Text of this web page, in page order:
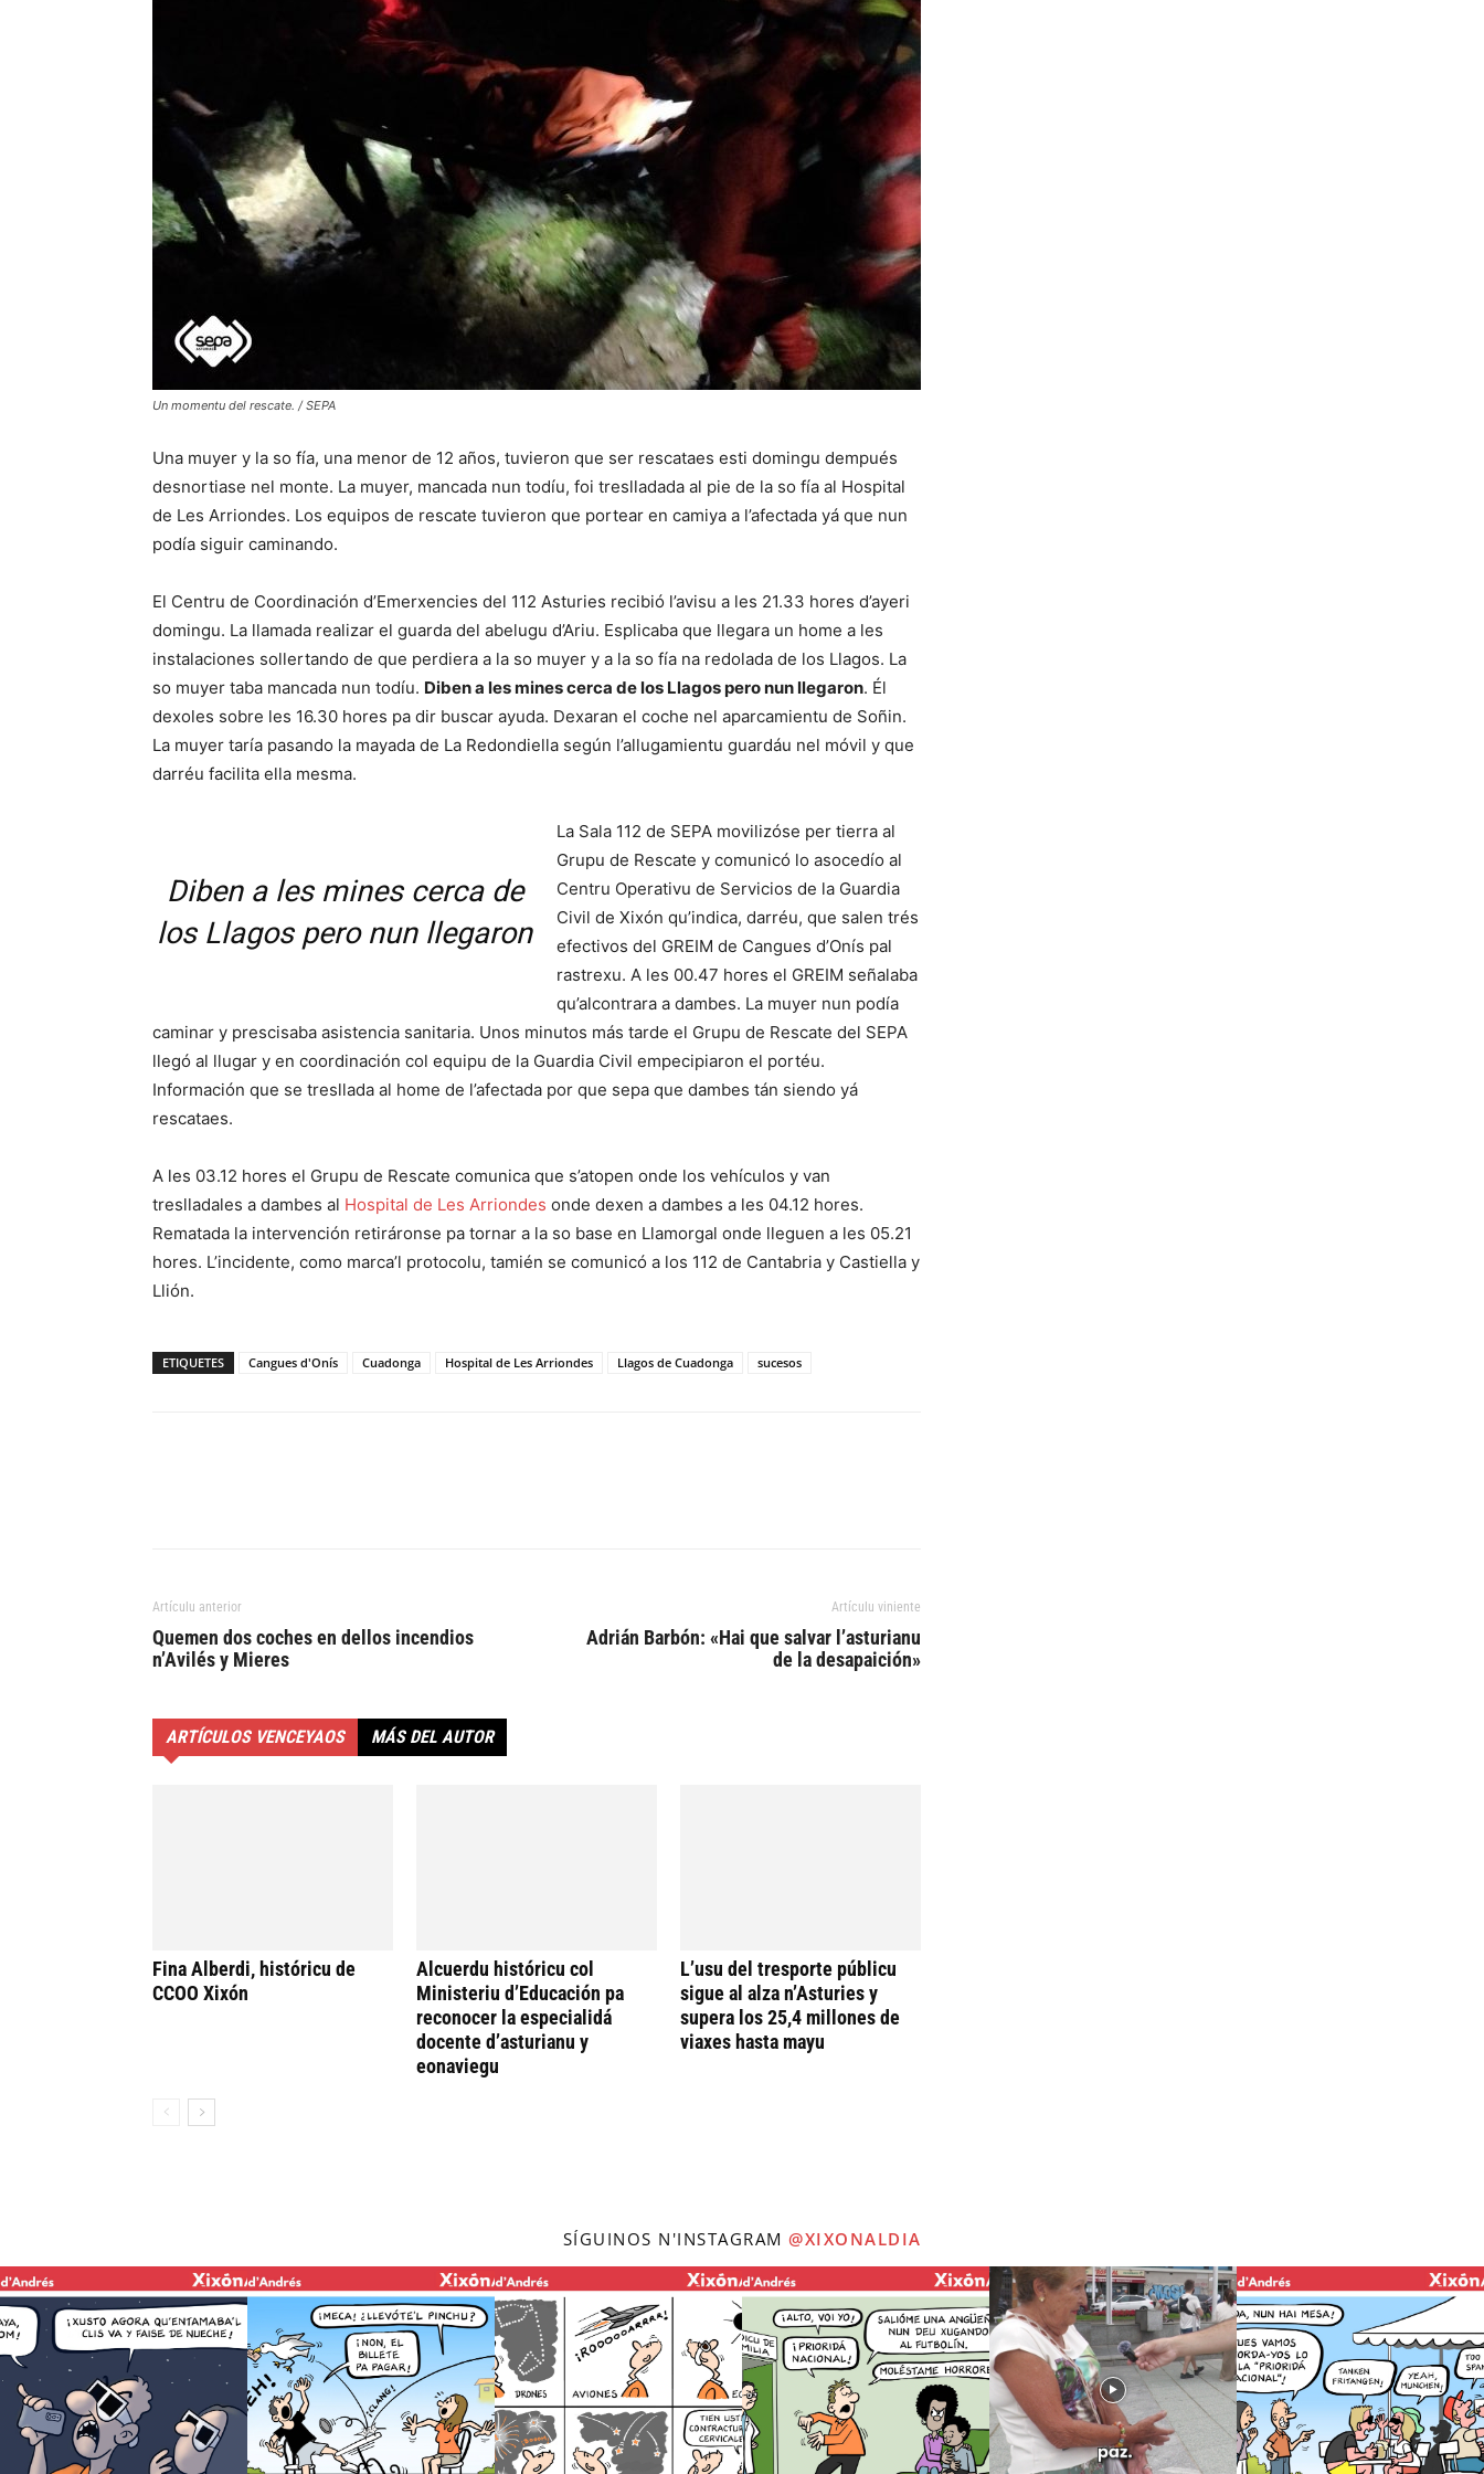
Un momentu del rescate. / SEPA
Una muyer y la so fía, una menor de 12 años, tuvieron que ser rescataes esti domingu dempués
desnortiase nel monte. La muyer, mancada nun todíu, foi treslladada al pie de la so fía al Hospital
de Les Arriondes. Los equipos de rescate tuvieron que portear en camiya a l’afectada yá que nun
podía siguir caminando.
El Centru de Coordinación d’Emerxencies del 112 Asturies recibió l’avisu a les 21.33 hores d’ayeri
domingu. La llamada realizar el guarda del abelugu d’Ariu. Esplicaba que llegara un home a les
instalaciones sollertando de que perdiera a la so muyer y a la so fía na redolada de los Llagos. La
so muyer taba mancada nun todíu. Diben a les mines cerca de los Llagos pero nun llegaron. Él
dexoles sobre les 16.30 hores pa dir buscar ayuda. Dexaran el coche nel aparcamientu de Soñin.
La muyer taría pasando la mayada de La Redondiella según l’allugamientu guardáu nel móvil y que
darréu facilita ella mesma.
Diben a les mines cerca de
los Llagos pero nun llegaron
La Sala 112 de SEPA movilizóse per tierra al
Grupu de Rescate y comunicó lo asocedío al
Centru Operativu de Servicios de la Guardia
Civil de Xixón qu’indica, darréu, que salen trés
efectivos del GREIM de Cangues d’Onís pal
rastrexu. A les 00.47 hores el GREIM señalaba
qu’alcontrara a dambes. La muyer nun podía
caminar y prescisaba asistencia sanitaria. Unos minutos más tarde el Grupu de Rescate del SEPA
llegó al llugar y en coordinación col equipu de la Guardia Civil empecipiaron el portéu.
Información que se tresllada al home de l’afectada por que sepa que dambes tán siendo yá
rescataes.
A les 03.12 hores el Grupu de Rescate comunica que s’atopen onde los vehículos y van
treslladales a dambes al Hospital de Les Arriondes onde dexen a dambes a les 04.12 hores.
Rematada la intervención retiráronse pa tornar a la so base en Llamorgal onde lleguen a les 05.21
hores. L’incidente, como marca’l protocolu, tamién se comunicó a los 112 de Cantabria y Castiella y
Llión.
ETIQUETES Cangues d'Onís Cuadonga Hospital de Les Arriondes Llagos de Cuadonga sucesos
Artículu anterior
Quemen dos coches en dellos incendios
n’Avilés y Mieres
Artículu viniente
Adrián Barbón: «Hai que salvar l’asturianu
de la desapaición»
ARTÍCULOS VENCEYAOS MÁS DEL AUTOR
Fina Alberdi, históricu de
CCOO Xixón
Alcuerdu históricu col
Ministeriu d’Educación pa
reconocer la especialidá
docente d’asturianu y
eonaviegu
L’usu del tresporte públicu
sigue al alza n’Asturies y
supera los 25,4 millones de
viaxes hasta mayu
SÍGUINOS N'INSTAGRAM @XIXONALDIA